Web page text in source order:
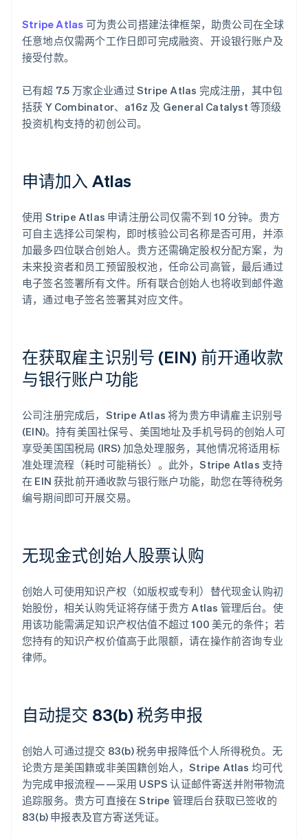
Stripe Atlas 可为贵公司搭建法律框架，助贵公司在全球
任意地点仅需两个工作日即可完成融资、开设银行账户及
接受付款。
已有超 7.5 万家企业通过 Stripe Atlas 完成注册，其中包
括获 Y Combinator、a16z 及 General Catalyst 等顶级
投资机构支持的初创公司。
申请加入 Atlas
使用 Stripe Atlas 申请注册公司仅需不到 10 分钟。贵方
可自主选择公司架构，即时核验公司名称是否可用，并添
加最多四位联合创始人。贵方还需确定股权分配方案，为
未来投资者和员工预留股权池，任命公司高管，最后通过
电子签名签署所有文件。所有联合创始人也将收到邮件邀
请，通过电子签名签署其对应文件。
在获取雇主识别号 (EIN) 前开通收款
与银行账户功能
公司注册完成后，Stripe Atlas 将为贵方申请雇主识别号
(EIN)。持有美国社保号、美国地址及手机号码的创始人可
享受美国国税局 (IRS) 加急处理服务，其他情况将适用标
准处理流程（耗时可能稍长）。此外，Stripe Atlas 支持
在 EIN 获批前开通收款与银行账户功能，助您在等待税务
编号期间即可开展交易。
无现金式创始人股票认购
创始人可使用知识产权（如版权或专利）替代现金认购初
始股份，相关认购凭证将存储于贵方 Atlas 管理后台。使
用该功能需满足知识产权估值不超过 100 美元的条件；若
您持有的知识产权价值高于此限额，请在操作前咨询专业
律师。
自动提交 83(b) 税务申报
创始人可通过提交 83(b) 税务申报降低个人所得税负。无
论贵方是美国籍或非美国籍创始人，Stripe Atlas 均可代
为完成申报流程——采用 USPS 认证邮件寄送并附带物流
追踪服务。贵方可直接在 Stripe 管理后台获取已签收的
83(b) 申报表及官方寄送凭证。